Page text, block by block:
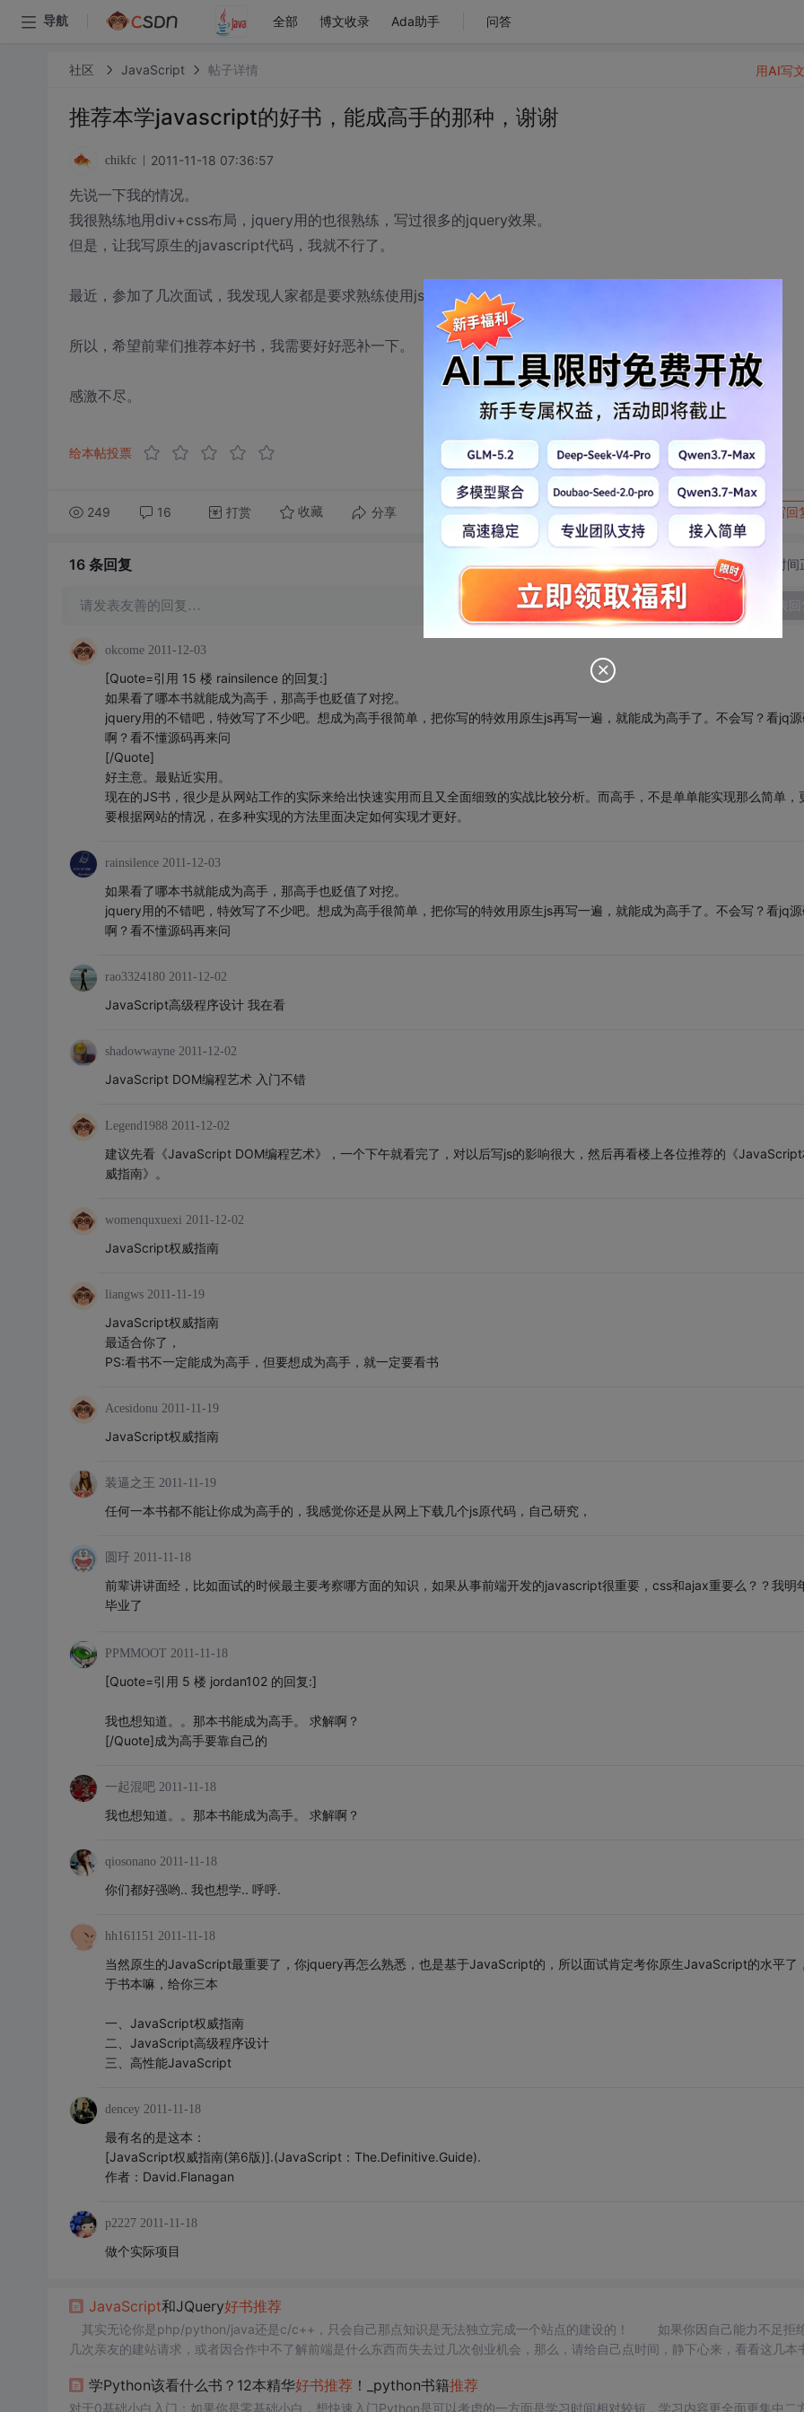
导航 全部 博文收录 Ada助手 问答
社区 JavaScript 帖子详情
推荐本学javascript的好书，能成高手的那种，谢谢
chikfc 2011-11-18 07:36:57
先说一下我的情况。
我很熟练地用div+css布局，jquery用的也很熟练，写过很多的jquery效果。
但是，让我写原生的javascript代码，我就不行了。
最近，参加了几次面试，我发现人家都是要求熟练使用js，我这种离开jquery就不会写js特效的，根本没竞争力。
所以，希望前辈们推荐本好书，我需要好好恶补一下。
感激不尽。
给本帖投票
249 16 打赏 收藏 分享 转发到动态 举报 写回
用AI写
16 条回复 切换为时间
请发表友善的回复…
okcome 2011-12-03
[Quote=引用 15 楼 rainsilence 的回复:]
如果看了哪本书就能成为高手，那高手也贬值了对挖。
jquery用的不错吧，特效写了不少吧。想成为高手很简单，把你写的特效用原生js再写一遍，就能成为高手了。不会写？看jq
啊？看不懂源码再来问
[/Quote]
好主意。最贴近实用。
现在的JS书，很少是从网站工作的实际来给出快速实用而且又全面细致的实战比较分析。而高手，不是单单能实现那么简单，
要根据网站的情况，在多种实现的方法里面决定如何实现才更好。
rainsilence 2011-12-03
如果看了哪本书就能成为高手，那高手也贬值了对挖。
jquery用的不错吧，特效写了不少吧。想成为高手很简单，把你写的特效用原生js再写一遍，就能成为高手了。不会写？看jq
啊？看不懂源码再来问
rao3324180 2011-12-02
JavaScript高级程序设计 我在看
shadowwayne 2011-12-02
JavaScript DOM编程艺术 入门不错
Legend1988 2011-12-02
建议先看《JavaScript DOM编程艺术》，一个下午就看完了，对以后写js的影响很大，然后再看楼上各位推荐的《
威指南》。
womenquxuexi 2011-12-02
JavaScript权威指南
liangws 2011-11-19
JavaScript权威指南
最适合你了，
PS:看书不一定能成为高手，但要想成为高手，就一定要看书
Acesidonu 2011-11-19
JavaScript权威指南
装逼之王 2011-11-19
任何一本书都不能让你成为高手的，我感觉你还是从网上下载几个js原代码，自己研究，
圆㺭 2011-11-18
前辈讲讲面经，比如面试的时候最主要考察哪方面的知识，如果从事前端开发的javascript很重要，css和ajax重要么？？我明
毕业了
PPMMOOT 2011-11-18
[Quote=引用 5 楼 jordan102 的回复:]
我也想知道。。那本书能成为高手。 求解啊？
[/Quote]成为高手要靠自己的
一起混吧 2011-11-18
我也想知道。。那本书能成为高手。 求解啊？
qiosonano 2011-11-18
你们都好强哟.. 我也想学.. 呼呼.
hh161151 2011-11-18
当然原生的JavaScript最重要了，你jquery再怎么熟悉，也是基于JavaScript的，所以面试肯定考你原生JavaScript的水平了
于书本嘛，给你三本
一、JavaScript权威指南
二、JavaScript高级程序设计
三、高性能JavaScript
dencey 2011-11-18
最有名的是这本：
[JavaScript权威指南(第6版)].(JavaScript：The.Definitive.Guide).
作者：David.Flanagan
p2227 2011-11-18
做个实际项目
JavaScript和JQuery好书推荐
其实无论你是php/python/java还是c/c++，只会自己那点知识是无法独立完成一个站点的建设的！ 如果你因自己能力不足拒
几次亲友的建站请求，或者因合作中不了解前端是什么东西而失去过几次创业机会，那么，请给自己点时间，静下心来，看看这几
栈...学Python该看什么书？12本精华好书推荐 ！_python书籍推荐
对于0基础小白入门：如果你是零基础小白，想快速入门Python是可以考虑的一方面是学习时间相对较短，学习内容更全面更集中二